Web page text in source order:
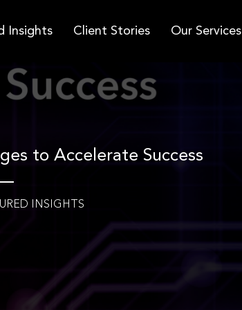
Insights Client Stories Our Services
to Accelerate Success
INSIGHTS